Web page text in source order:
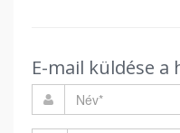
E-mail küldése